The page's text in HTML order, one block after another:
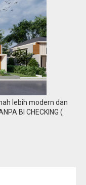
baru
1,30 M
lebih modern dan
BI CHECKING (